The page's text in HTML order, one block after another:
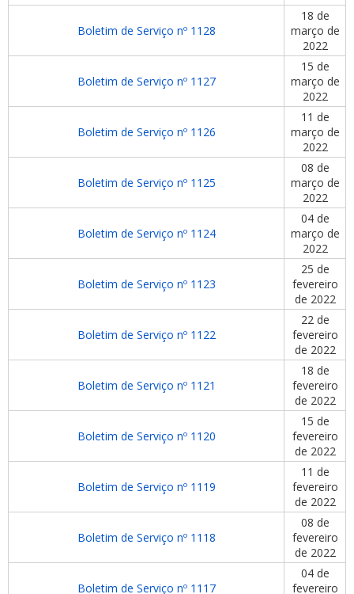
Boletim de Serviço nº 1128
18 de
março de
2022
Boletim de Serviço nº 1127
15 de
março de
2022
Boletim de Serviço nº 1126
11 de
março de
2022
Boletim de Serviço nº 1125
08 de
março de
2022
Boletim de Serviço nº 1124
04 de
março de
2022
Boletim de Serviço nº 1123
25 de
fevereiro
de 2022
Boletim de Serviço nº 1122
22 de
fevereiro
de 2022
Boletim de Serviço nº 1121
18 de
fevereiro
de 2022
Boletim de Serviço nº 1120
15 de
fevereiro
de 2022
Boletim de Serviço nº 1119
11 de
fevereiro
de 2022
Boletim de Serviço nº 1118
08 de
fevereiro
de 2022
Boletim de Serviço nº 1117
04 de
fevereiro